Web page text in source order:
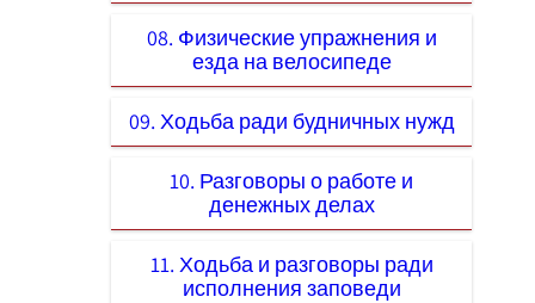
08. Физические упражнения и
езда на велосипеде
09. Ходьба ради будничных нужд
10. Разговоры о работе и
денежных делах
11. Ходьба и разговоры ради
исполнения заповеди